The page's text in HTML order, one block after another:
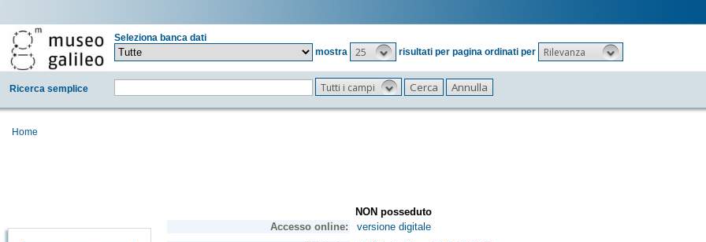
Seleziona banca dati
mostra
25 risultati per pagina ordinati per Rilevanza
Ricerca semplice Tutti i campi
Home